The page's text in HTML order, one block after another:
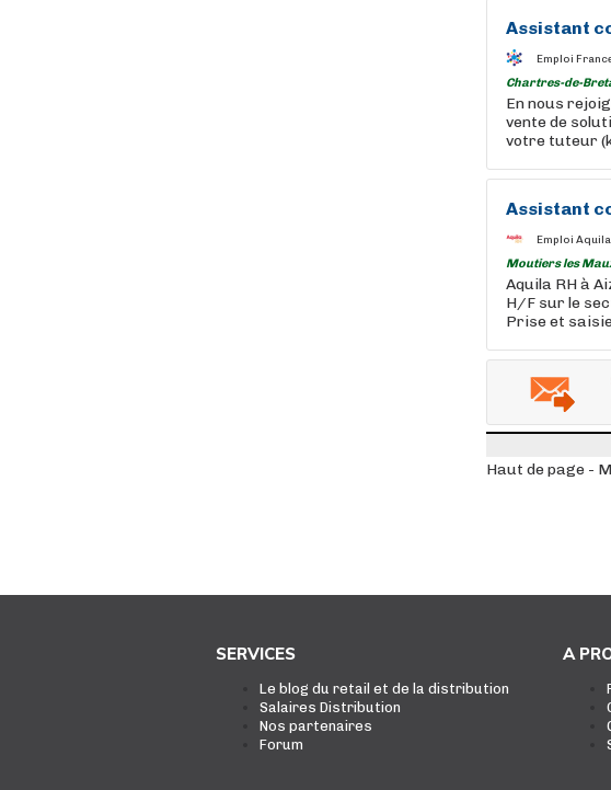
Assistant
Emploi
Chartres-de-
En nous
vente de
votre tuteur
Assistant
Emploi Aquila
Moutiers les
Aquila RH à
H/F sur le
Prise et saisie
Haut de page -
SERVICES
Le blog du retail et de la distribution
Salaires Distribution
Nos partenaires
Forum
A